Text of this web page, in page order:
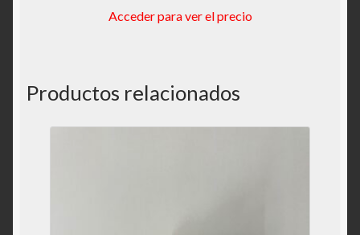
Acceder para ver el precio
Productos relacionados